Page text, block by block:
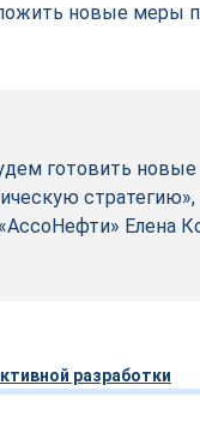
новые меры
готовить новые
Елена
разработки